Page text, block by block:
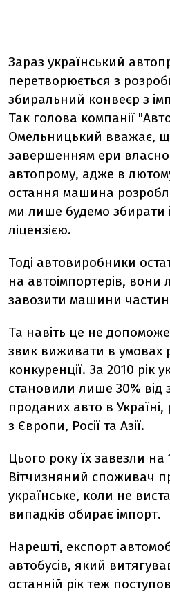
Зараз український
перетворюється з
збиральний конвеєр з
Так голова компанії
Омельницький вважає,
завершенням ери
автопрому, адже в
остання машина
ми лише будемо збирати
ліцензією.
Тоді автовиробники
на автоімпортерів, вони
завозити машини
Та навіть це не
звик виживати в умовах
конкуренції. За 2010 рік
становили лише 30% від
проданих авто в
з Європи, Росії та Азії.
Цього року їх завезли на
Вітчизняний споживач
українське, коли не
випадків обирає імпорт.
Нарешті, експорт
автобусів, який
останній рік теж